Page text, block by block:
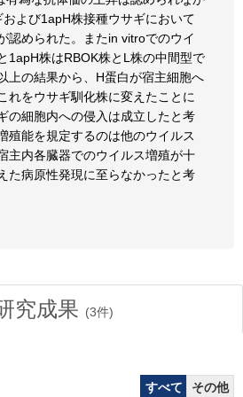
よび1apH株接種ウサギにおいて
認められた。またin vitroでのウイ
1apH株はRBOK株とL株の中間型で
上の結果から、H蛋白が宿主細胞へ
れをウサギ馴化株に変えたことに
の細胞内への侵入は成立したと考
殖能を規定するのは他のウイルス
主内各臓器でのウイルス増殖が十
た病原性発現に至らなかったと考
究成果 (3件)
すべて
その他